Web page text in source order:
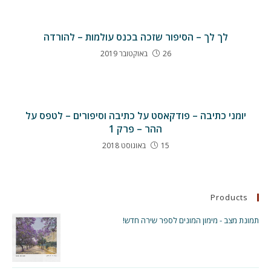
לך לך – הסיפור שזכה בכנס עולמות – להורדה
26 באוקטובר 2019
יומני כתיבה – פודקאסט על כתיבה וסיפורים – לטפס על
ההר – פרק 1
15 באוגוסט 2018
Products
תמונת מצב - מימון המונים לספר שירה חדש!